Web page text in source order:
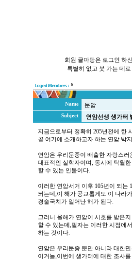
회원 글마당은 로그인 하
특별히 없고 붓 가는 데
0
Name 문암
Subject 연암선생 생가터
지금으로부터 정확히 205년전에 한
곧 여기에 소개하고자 하는 연암 박
연암은 우리문중이 배출한 자랑스
대표적인 실학자이며, 동시에 탁월
할 수 있는 인물이다.
이러한 연암서거 이후 105년이 되는
되는데,이 해가 공교롭게도 이 나라
경술국치가 일어난 해가 된다.
그러니 올해가 연암이 시호를 받은
할 수 있는데,필자는 이러한 시점에
하는 것이다.
연암은 우리문중 뿐만 아니라 대한
이거늘,이번에 생가터에 대한 조사